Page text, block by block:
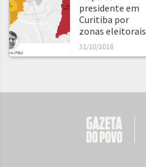
presidente em
Curitiba por
zonas eleitorais
31/10/2018